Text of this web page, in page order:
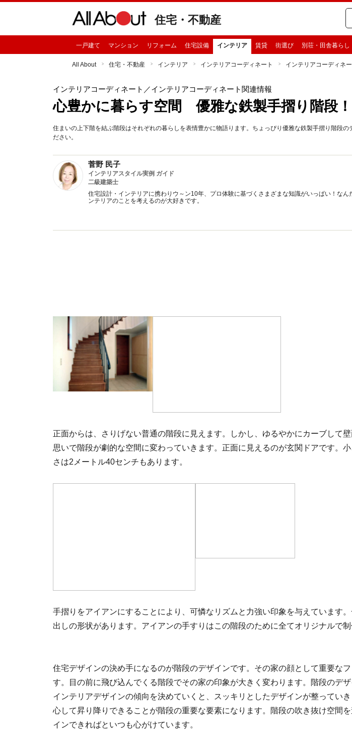
住宅・不動産
一戸建て マンション リフォーム 住宅設備 インテリア 賃貸 街選び 別荘・田舎暮らし
All About 住宅・不動産 インテリア インテリアコーディネート インテリアコーディネ
インテリアコーディネート ／インテリアコーディネート関連情報
心豊かに暮らす空間 優雅な鉄製手摺り階段！
住まいの上下階を結ぶ階段はそれぞれの暮らしを表情豊かに物語ります。ちょっぴり優雅な鉄製手摺り階段の
ださい。
菅野 民子
インテリアスタイル実例 ガイド
二級建築士
住宅設計・インテリアに携わりウ～ン10年、プロ体験に基づくさまざまな知識がいっぱい！なん
ンテリアのことを考えるのが大好きです。
正面からは、さりげない普通の階段に見えます。しかし、ゆるやかにカーブして
思いで階段が劇的な空間に変わっていきます。正面に見えるのが玄関ドアです。
さは2メートル40センチもあります。
手摺りをアイアンにすることにより、可憐なリズムと力強い印象を与えています
出しの形状があります。アイアンの手すりはこの階段のために全てオリジナルで制
住宅デザインの決め手になるのが階段のデザインです。その家の顔として重要な
す。目の前に飛び込んでくる階段でその家の印象が大きく変わります。階段のデ
インテリアデザインの傾向を決めていくと、スッキリとしたデザインが整ってい
心して昇り降りできることが階段の重要な要素になります。階段の吹き抜け空間
インできればといつも心がけています。